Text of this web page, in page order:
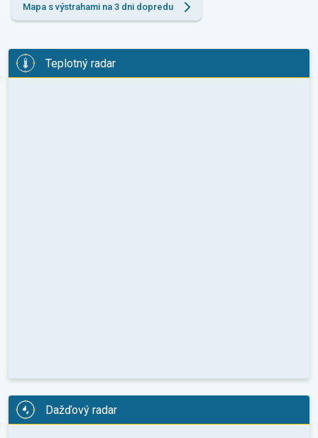
Mapa s výstrahami na 3 dni dopredu
Teplotný radar
Dažďový radar